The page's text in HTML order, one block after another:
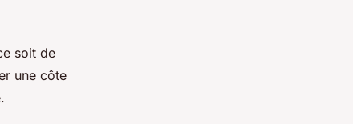
soit de
une côte